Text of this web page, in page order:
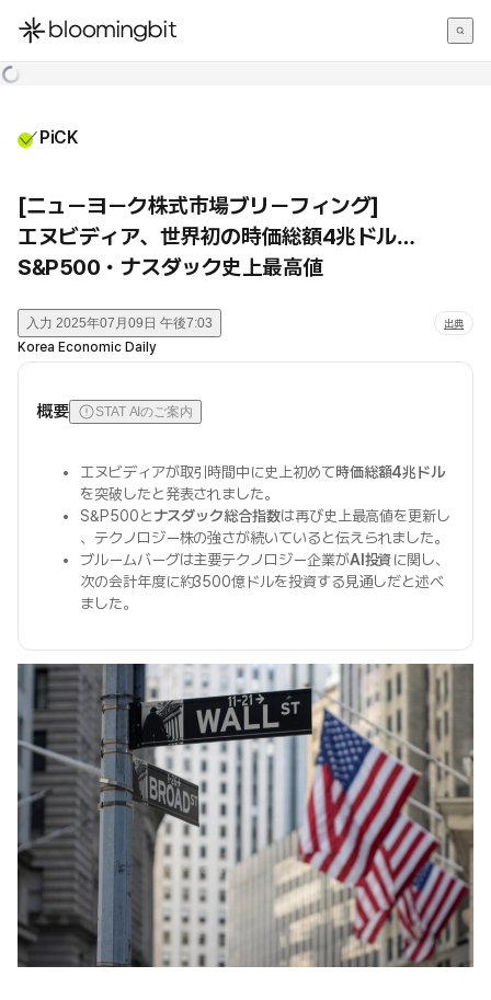
한국어
PiCK
[ニューヨーク株式市場ブリーフィング]
エヌビディア、世界初の時価総額4兆ドル…
S&P500・ナスダック史上最高値
入力 2025年07月09日 午後7:03 出典
Korea Economic Daily
概要 STAT AIのご案内
エヌビディアが取引時間中に史上初めて時価総額4兆ドル
を突破したと発表されました。
S&P500とナスダック総合指数は再び史上最高値を更新し
、テクノロジー株の強さが続いていると伝えられました。
ブルームバーグは主要テクノロジー企業がAI投資に関し、
次の会計年度に約3500億ドルを投資する見通しだと述べ
ました。